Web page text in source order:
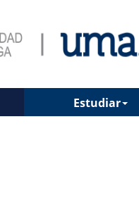
Estudiar